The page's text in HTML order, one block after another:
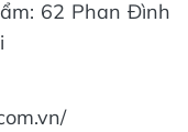
62 Phan Đình